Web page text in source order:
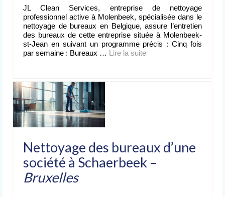
JL Clean Services, entreprise de nettoyage
professionnel active à Molenbeek, spécialisée dans le
nettoyage de bureaux en Belgique, assure l’entretien
des bureaux de cette entreprise située à Molenbeek-
st-Jean en suivant un programme précis : Cinq fois
par semaine : Bureaux … Lire la suite­­
Nettoyage des bureaux d’une
société à Schaerbeek –
Bruxelles